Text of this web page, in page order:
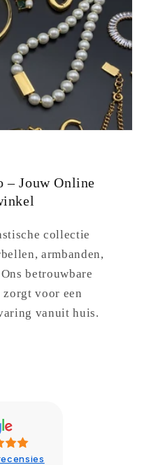
– Jouw Online
collectie
armbanden,
betrouwbare
voor een
vanuit huis.